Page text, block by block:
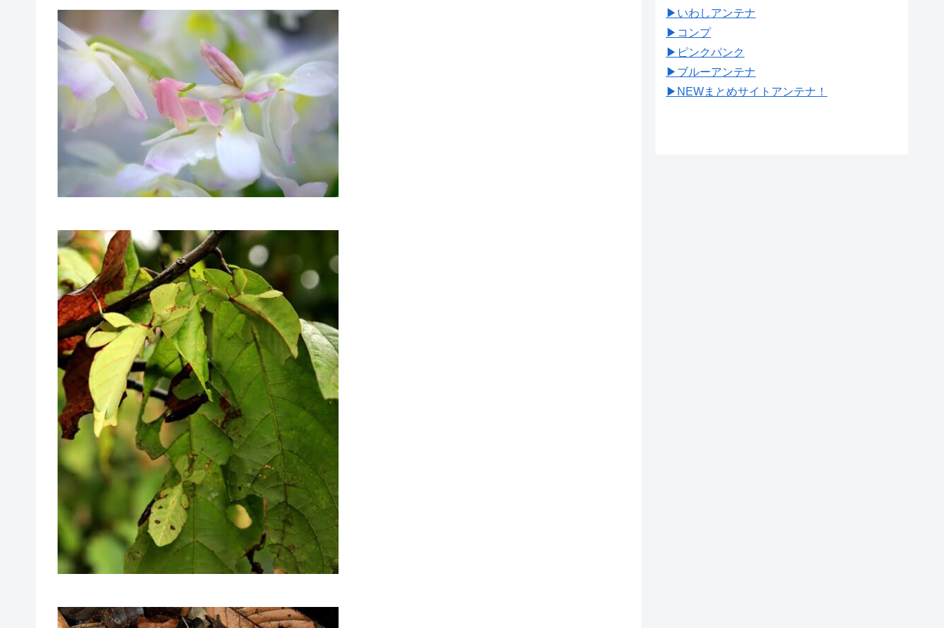
▶︎いわしアンテナ
▶︎コンプ
▶︎ピンクパンク
▶︎ブルーアンテナ
▶︎NEWまとめサイトアンテナ！